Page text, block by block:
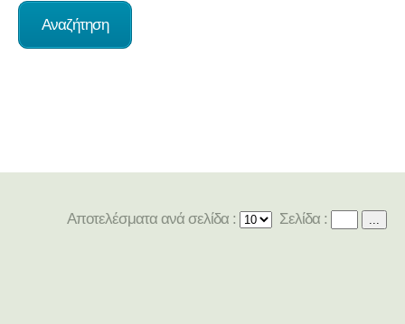
Αποτελέσματα ανά σελίδα : Σελίδα : ...